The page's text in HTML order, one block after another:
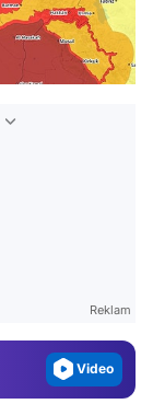
Reklam
Video